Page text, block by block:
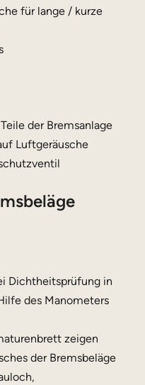
für lange / kurze
der Bremsanlage
Luftgeräusche
Dichtheitsprüfung in
des Manometers
zeigen
der Bremsbeläge